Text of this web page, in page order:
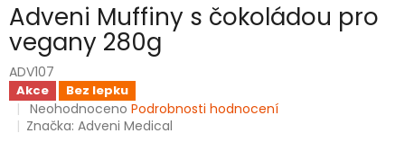
Adveni Muffiny s čokoládou pro
vegany 280g
ADV107
Akce Bez lepku
Průměrné
hodnocení
Neohodnoceno Podrobnosti hodnocení
Značka:Adveni Medical